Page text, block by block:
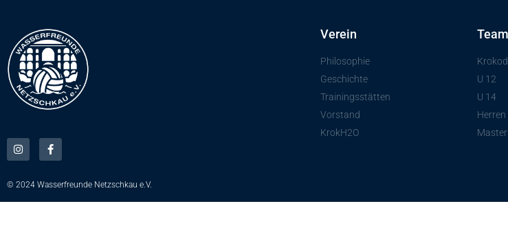
Verein
Philosophie
Geschichte
Trainingsstätten
Vorstand
KrokH2O
U 12
U 14
Herren
© 2024 Wasserfreunde Netzschkau e.V.